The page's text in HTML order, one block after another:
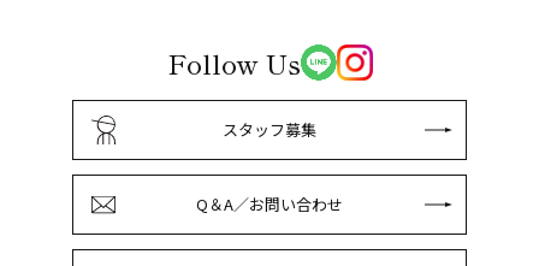
Follow Us
スタッフ募集
Q＆A／お問い合わせ